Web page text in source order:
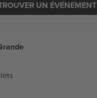
UN ÉVÉNEMENT